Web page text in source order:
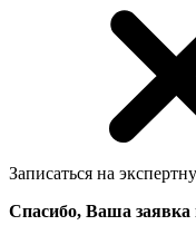
Записаться на
Спасибо, Ваша заявка